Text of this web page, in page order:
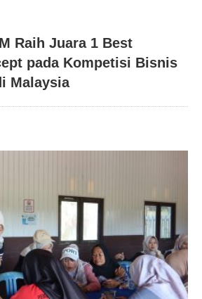
Raih Juara 1 Best
pada Kompetisi Bisnis
Malaysia